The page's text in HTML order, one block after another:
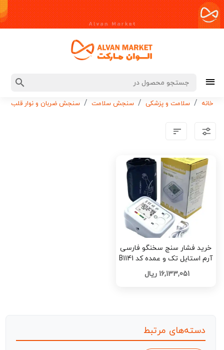
خانه سلامت و پزشکی سنجش سلامت سنجش ضربان و نوار قلب
خرید فشار سنج سخنگو فارسی
آرم استایل تک و عمده کد B1141
16,133,051 ریال
دسته‌های مرتبط